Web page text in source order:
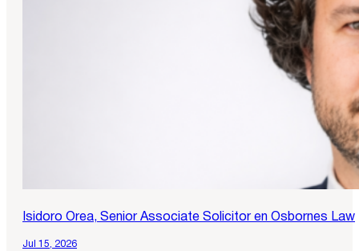
Isidoro Orea, Senior Associate Solicitor en Osbornes Law
Jul 15, 2026